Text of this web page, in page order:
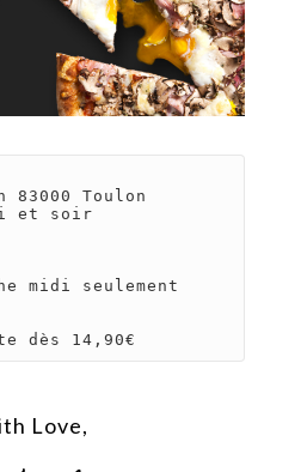
83000 Toulon
et soir
midi seulement
dès 14,90€
Love,